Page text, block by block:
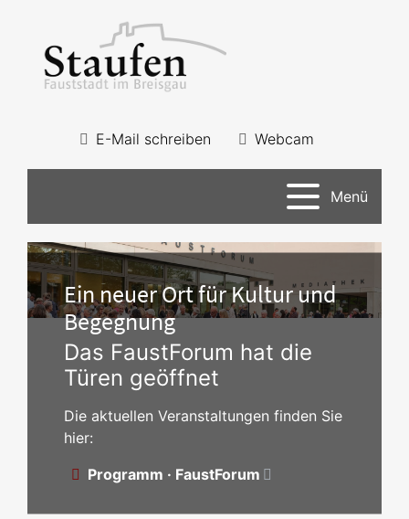
E-Mail schreiben Webcam
Menü
Ein neuer Ort für Kultur und
Begegnung
Das FaustForum hat die
Türen geöffnet
Die aktuellen Veranstaltungen finden Sie
hier:
Programm · FaustForum